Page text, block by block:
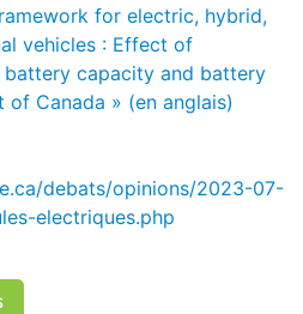
for electric, hybrid,
vehicles : Effect of
capacity and battery
Canada » (en anglais)
debats/opinions/2023-07-
electriques.php